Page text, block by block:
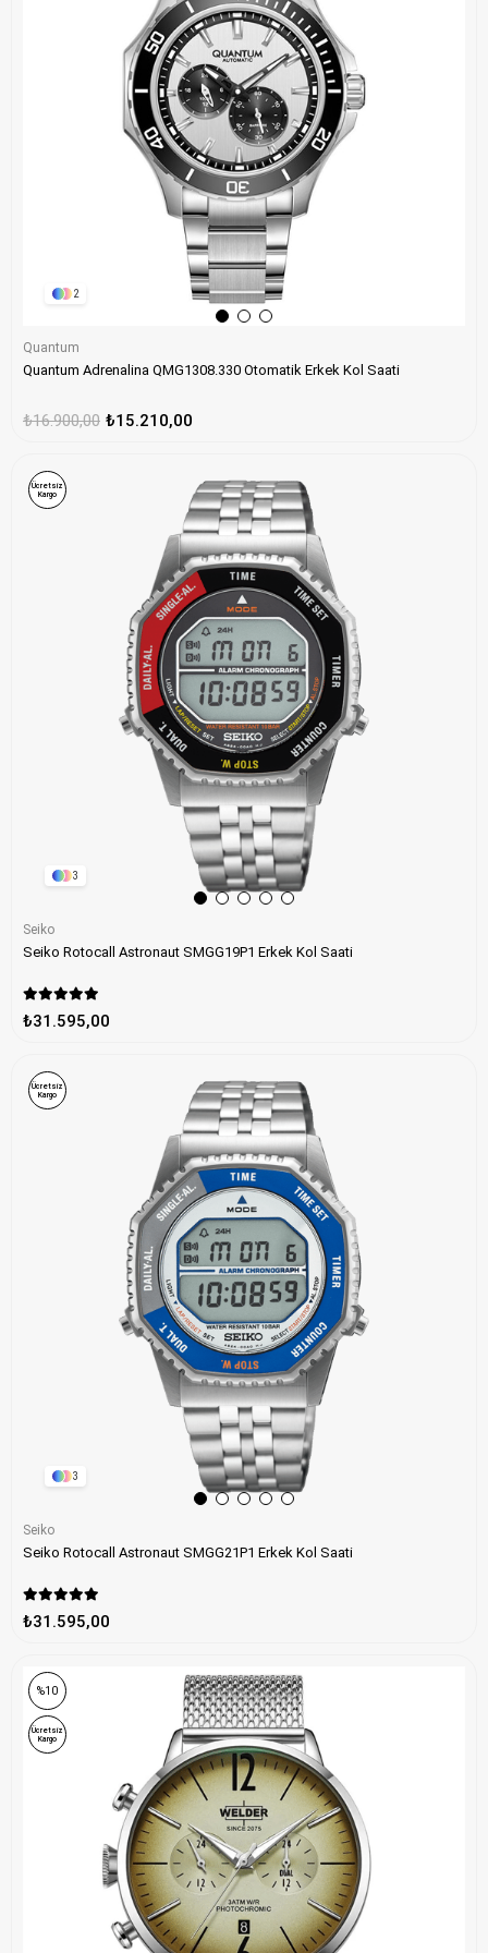
2
Quantum
Quantum Adrenalina QMG1308.330 Otomatik Erkek Kol Saati
₺15.210,00
₺16.900,00
3
Seiko
Seiko Rotocall Astronaut SMGG19P1 Erkek Kol Saati
₺31.595,00
Ücretsiz
Kargo
3
Seiko
Seiko Rotocall Astronaut SMGG21P1 Erkek Kol Saati
₺31.595,00
Ücretsiz
Kargo
%10
Ücretsiz
Kargo